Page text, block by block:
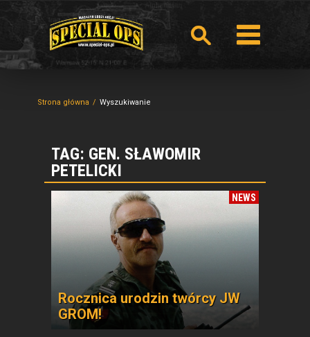
Strona główna Wyszukiwanie
TAG: GEN. SŁAWOMIR
PETELICKI
NEWS
Rocznica urodzin twórcy JW
GROM!